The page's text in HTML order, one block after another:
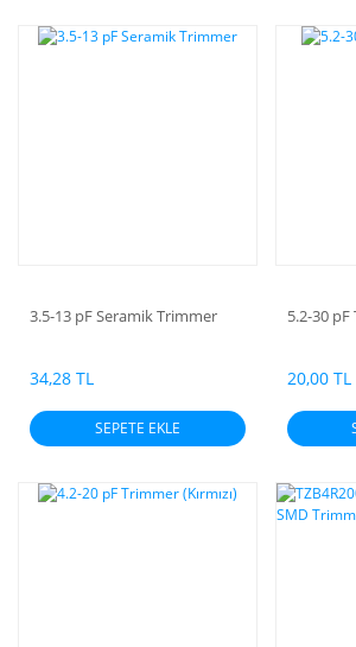
3.5-13 pF Seramik Trimmer
34,28 TL
SEPETE EKLE
5.2-30
20,00 TL